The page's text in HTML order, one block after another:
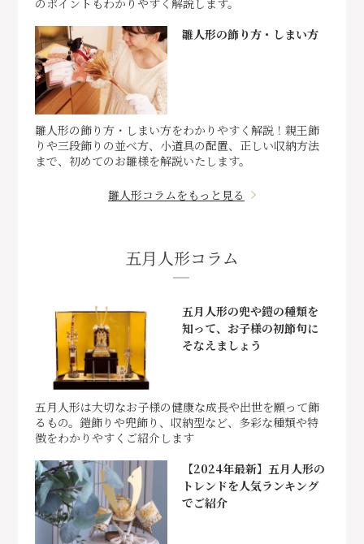
雛人形の飾り方・しまい方
雛人形の飾り方・しまい方をわかりやすく解説！親王飾
りや三段飾りの並べ方、小道具の配置、正しい収納方法
まで、初めてのお雛様を解説いたします。
雛人形コラムをもっと見る
五月人形コラム
五月人形の兜や鎧の種類を
知って、お子様の初節句に
そなえましょう
五月人形は大切なお子様の健康な成長や出世を願って飾
るもの。鎧飾りや兜飾り、収納型など、多彩な種類や特
徴をわかりやすくご紹介します
【2024年最新】五月人形の
トレンドを人気ランキング
でご紹介